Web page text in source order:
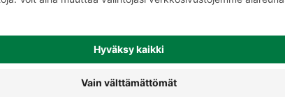
Salaatit